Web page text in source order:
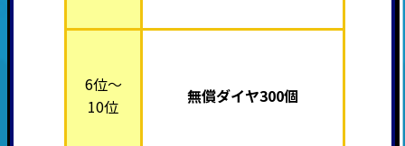
6位～
10位
無償ダイヤ300個